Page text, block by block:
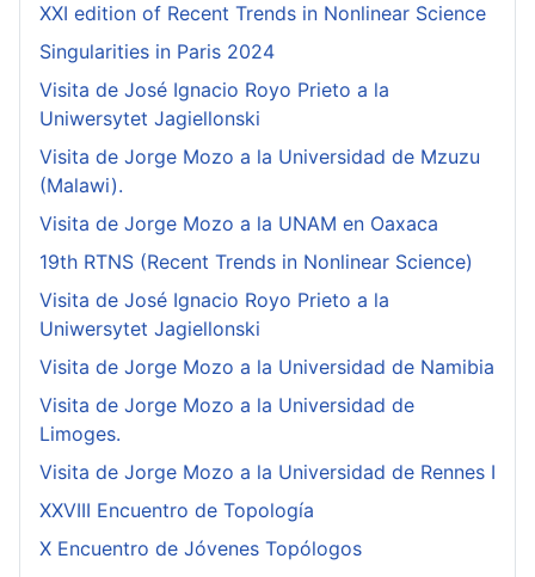
XXI edition of Recent Trends in Nonlinear Science
Singularities in Paris 2024
Visita de José Ignacio Royo Prieto a la
Uniwersytet Jagiellonski
Visita de Jorge Mozo a la Universidad de Mzuzu
(Malawi).
Visita de Jorge Mozo a la UNAM en Oaxaca
19th RTNS (Recent Trends in Nonlinear Science)
Visita de José Ignacio Royo Prieto a la
Uniwersytet Jagiellonski
Visita de Jorge Mozo a la Universidad de Namibia
Visita de Jorge Mozo a la Universidad de
Limoges.
Visita de Jorge Mozo a la Universidad de Rennes I
XXVIII Encuentro de Topología
X Encuentro de Jóvenes Topólogos